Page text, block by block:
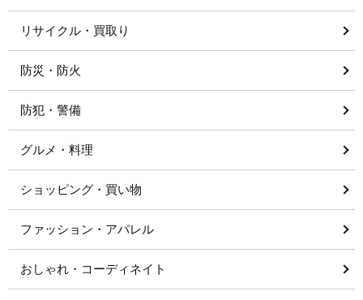
リサイクル・買取り
防災・防火
防犯・警備
グルメ・料理
ショッピング・買い物
ファッション・アパレル
おしゃれ・コーディネイト